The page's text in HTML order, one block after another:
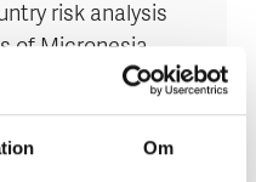
Om
risk analysis
of Micronesia.